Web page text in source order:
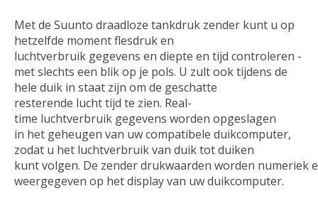
Met de Suunto draadloze tankdruk zender kunt u op
hetzelfde moment flesdruk en
luchtverbruik gegevens en diepte en tijd controleren -
met slechts een blik op je pols. U zult ook tijdens de
hele duik in staat zijn om de geschatte
resterende lucht tijd te zien. Real-
time luchtverbruik gegevens worden opgeslagen
in het geheugen van uw compatibele duikcomputer,
zodat u het luchtverbruik van duik tot duiken
kunt volgen. De zender drukwaarden worden numeriek
weergegeven op het display van uw duikcomputer.